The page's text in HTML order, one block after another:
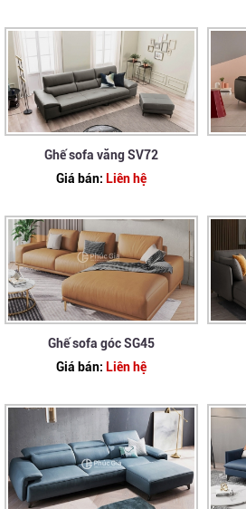
Ghế sofa văng SV72
Giá bán: Liên hệ
Ghế sofa góc SG45
Giá bán: Liên hệ